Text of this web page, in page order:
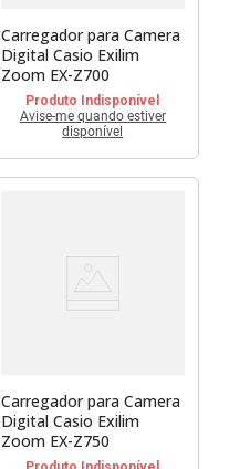
Carregador para Camera
Digital Casio Exilim
Zoom EX-Z700
Produto Indisponível
Avise-me quando estiver
disponível
Carregador para Camera
Digital Casio Exilim
Zoom EX-Z750